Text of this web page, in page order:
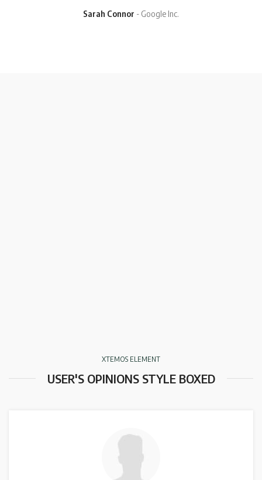
Sarah Connor Google Inc.
XTEMOS ELEMENT
USER'S OPINIONS STYLE BOXED